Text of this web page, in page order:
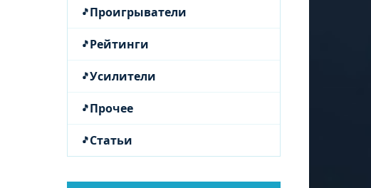
Проигрыватели
Рейтинги
Усилители
Прочее
Статьи